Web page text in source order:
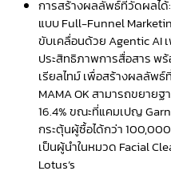
การสร้างผลลัพธ์ที่วัดผลได้
แบบ Full-Funnel
ขับเคลื่อนด้วย Agentic AI
ประสิทธิภาพการสื่อสาร พ
เรียลไทม์ เพื่อสร้างผลลัพ
MAMA OK สามารถขยาย
16.4% ขณะที่แคมเปญ
กระตุ้นผู้ซื้อได้กว่า
เป็นผู้นำในหมวด Facial
Lotus’s